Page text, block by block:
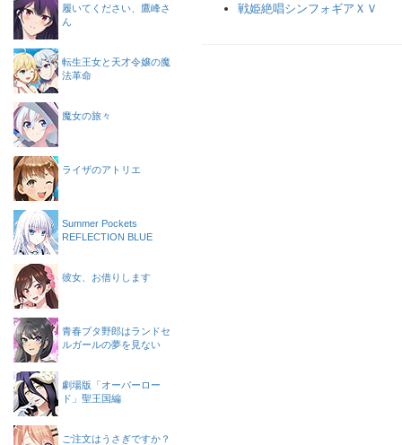
戦姫絶唱シンフォギアＸＶ
履いてください、鷹峰さ
ん
転生王女と天才令嬢の魔
法革命
魔女の旅々
ライザのアトリエ
Summer Pockets
REFLECTION BLUE
彼女、お借りします
青春ブタ野郎はランドセ
ルガールの夢を見ない
劇場版「オーバーロー
ド」聖王国編
ご注文はうさぎですか？